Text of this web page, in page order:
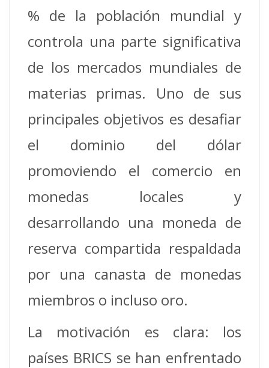
% de la población mundial y
controla una parte significativa
de los mercados mundiales de
materias primas. Uno de sus
principales objetivos es desafiar
el dominio del dólar
promoviendo el comercio en
monedas locales y
desarrollando una moneda de
reserva compartida respaldada
por una canasta de monedas
miembros o incluso oro.
La motivación es clara: los
países BRICS se han enfrentado